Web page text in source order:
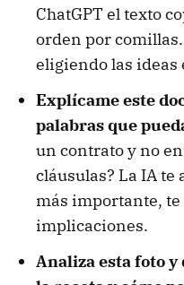
ChatGPT el texto
orden por
eligiendo las ideas
Explícame este
palabras que
un contrato y no
cláusulas? La IA te
más importante,
implicaciones.
Analiza esta foto